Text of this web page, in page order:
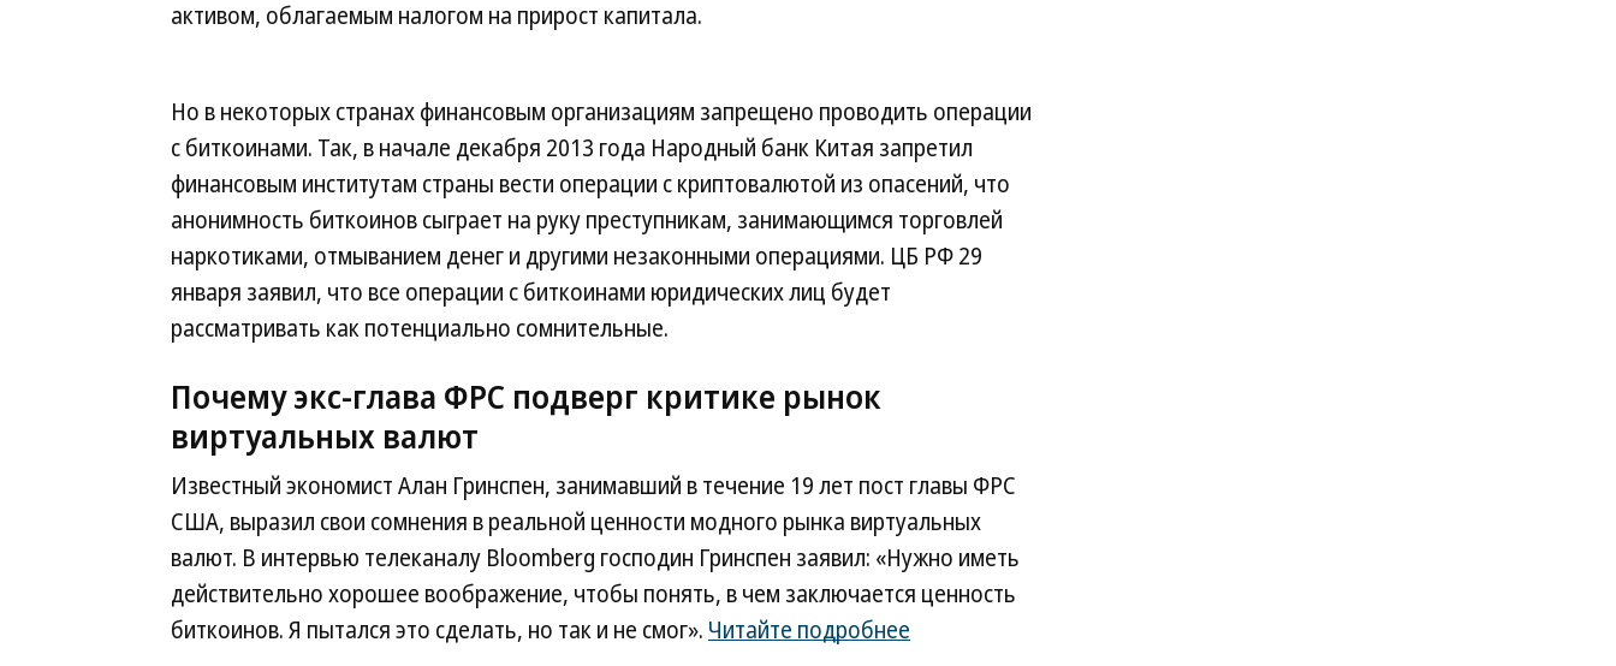
активом, облагаемым налогом на прирост капитала.
Но в некоторых странах финансовым организациям запрещено проводить операции
с биткоинами. Так, в начале декабря 2013 года Народный банк Китая запретил
финансовым институтам страны вести операции с криптовалютой из опасений, что
анонимность биткоинов сыграет на руку преступникам, занимающимся торговлей
наркотиками, отмыванием денег и другими незаконными операциями. ЦБ РФ 29
января заявил, что все операции с биткоинами юридических лиц будет
рассматривать как потенциально сомнительные.
Почему экс-глава ФРС подверг критике рынок
виртуальных валют
Известный экономист Алан Гринспен, занимавший в течение 19 лет пост главы ФРС
США, выразил свои сомнения в реальной ценности модного рынка виртуальных
валют. В интервью телеканалу Bloomberg господин Гринспен заявил: «Нужно иметь
действительно хорошее воображение, чтобы понять, в чем заключается ценность
биткоинов. Я пытался это сделать, но так и не смог». Читайте подробнее